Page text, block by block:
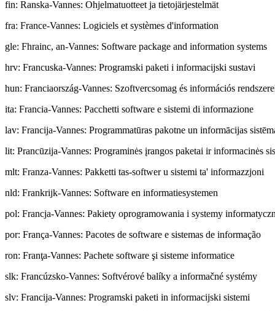
fin: Ranska-Vannes: Ohjelmatuotteet ja tietojärjestelmät
fra: France-Vannes: Logiciels et systèmes d'information
gle: Fhrainc, an-Vannes: Software package and information systems
hrv: Francuska-Vannes: Programski paketi i informacijski sustavi
hun: Franciaország-Vannes: Szoftvercsomag és információs
ita: Francia-Vannes: Pacchetti software e sistemi di informazione
lav: Francija-Vannes: Programmatūras pakotne un informācijas
lit: Prancūzija-Vannes: Programinės įrangos paketai ir informacinės
mlt: Franza-Vannes: Pakketti tas-softwer u sistemi ta' informazzjoni
nld: Frankrijk-Vannes: Software en informatiesystemen
pol: Francja-Vannes: Pakiety oprogramowania i systemy
por: França-Vannes: Pacotes de software e sistemas de informação
ron: Franţa-Vannes: Pachete software şi sisteme informatice
slk: Francúzsko-Vannes: Softvérové balíky a informačné systémy
slv: Francija-Vannes: Programski paketi in informacijski sistemi